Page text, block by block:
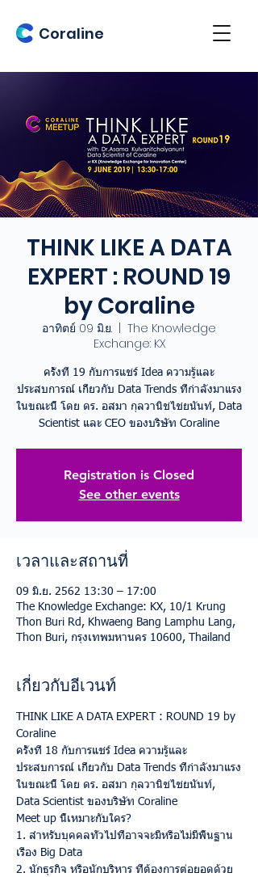
Coraline
THINK LIKE A DATA
EXPERT : ROUND 19
by Coraline
อาทิตย์ 09 มิ.ย.
The Knowledge
Exchange: KX
ครั้งที่ 19 กับการแชร์ Idea ความรู้และ
ประสบการณ์ เกี่ยวกับ Data Trends ที่กำลังมาแรง
ในขณะนี้ โดย ดร. อสมา กุลวานิชไชยนันท์, Data
Scientist และ CEO ของบริษัท Coraline
Registration is Closed
See other events
เวลาและสถานที่
09 มิ.ย. 2562 13:30 – 17:00
The Knowledge Exchange: KX, 10/1 Krung
Thon Buri Rd, Khwaeng Bang Lamphu Lang,
Thon Buri, กรุงเทพมหานคร 10600, Thailand
เกี่ยวกับอีเวนท์
THINK LIKE A DATA EXPERT : ROUND 19 by
ครั้งที่ 18 กับการแชร์ Idea ความรู้และ
ประสบการณ์ เกี่ยวกับ Data Trends ที่กำลังมาแรง
ในขณะนี้ โดย ดร. อสมา กุลวานิชไชยนันท์,
Meet up นี้เหมาะกับใคร?
1. สำหรับบุคคลทั่วไปที่อาจจะมีหรือไม่มีพื้นฐาน
เรื่อง Big Data
2. นักธุรกิจ หรือนักบริหาร ที่ต้องการต่อยอดด้วย